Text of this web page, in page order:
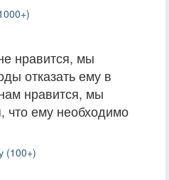
нравится, мы
отказать ему в
нравится, мы
что ему необходимо
(100+)